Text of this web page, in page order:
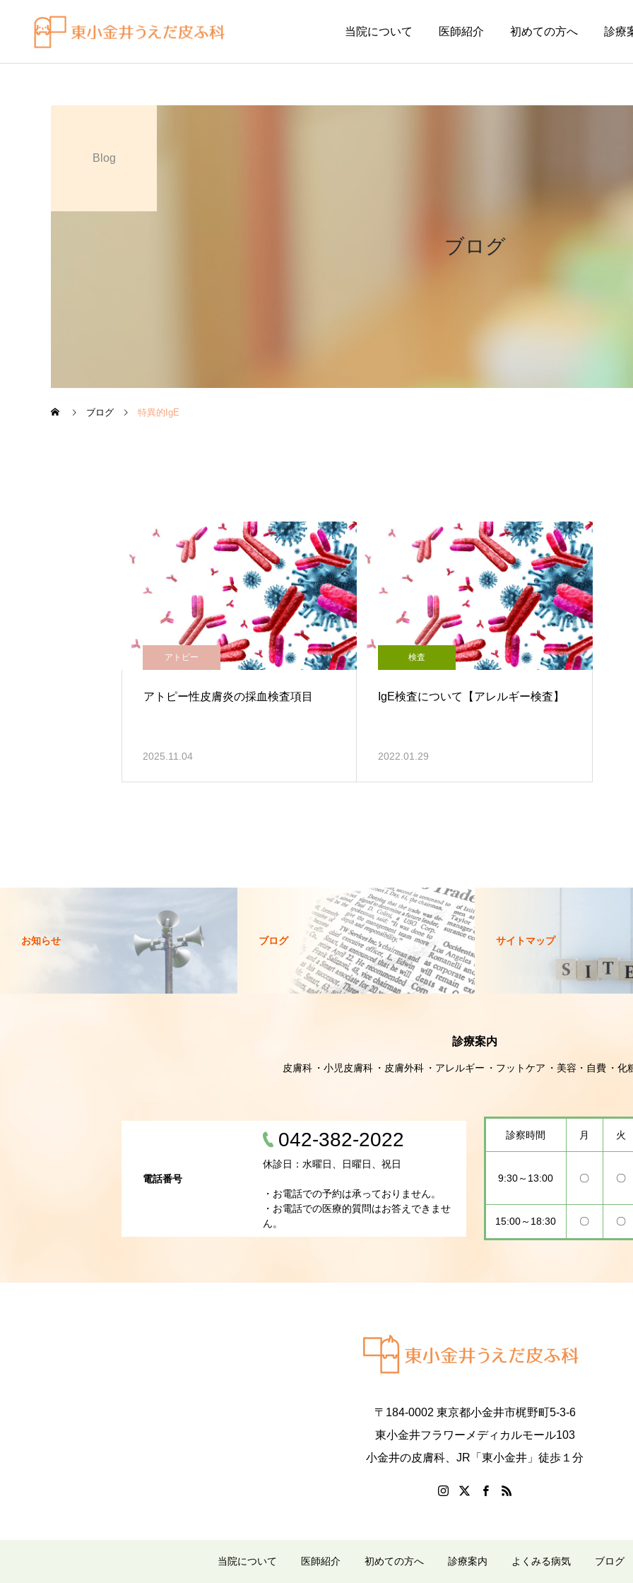
当院について 医師紹介 初めての方へ 診療
ビラノア（ビラスチン）を
～エキシマライト（紫外線ブログ
Blog
ブログ 特異的IgE
アトピー
アトピー性皮膚炎の採血検査項目
2025.11.04
検査
IgE検査について【アレルギー検査】
2022.01.29
お知らせ ブログ サイトマップ
診療案内
皮膚科 小児皮膚科 皮膚外科 アレルギー フットケア 美容・自費 化
電話番号
042-382-2022
休診日：水曜日、日曜日、祝日
・お電話での予約は承っておりません。
・お電話での医療的質問はお答えできませ
ん。
診察時間 月 火
9:30～13:00 〇 〇
15:00～18:30 〇 〇
〒184-0002 東京都小金井市梶野町5-3-6
東小金井フラワーメディカルモール103
小金井の皮膚科、JR「東小金井」徒歩１分
当院について 医師紹介 初めての方へ 診療案内 よくみる病気 ブログ